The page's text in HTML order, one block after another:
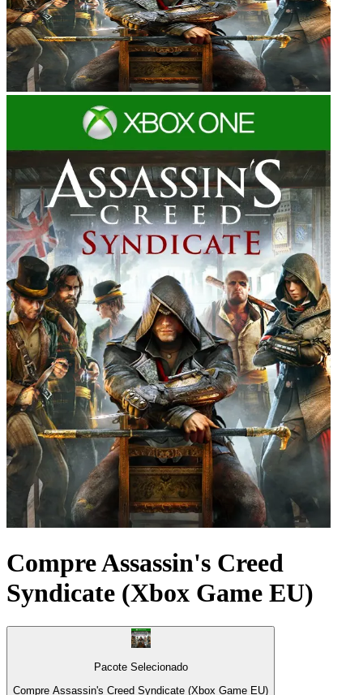
Compre Assassin's Creed
Syndicate (Xbox Game EU)
Pacote Selecionado
Compre Assassin's Creed Syndicate (Xbox Game EU)